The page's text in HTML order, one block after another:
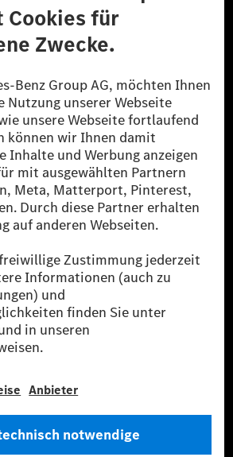
AG. Alle Rechte vorbehalten.
bei der Mercedes-Benz Group durch
kompensiert werden.
ein integraler Bestandteil von MB.CHARGE
Kanada und China. Sofern an der jeweiligen
aus erneuerbaren Energien vorliegt,
Grünstromzertifikate*. Diese stellen
über MB.CHARGE Public eine äquivalente
Energien ins Stromnetz eingespeist wird.
aus Wind- und Solarkraftanlagen, die jünger
wurden nach dem vorgeschriebenen
harmonised Light vehicles Test
Spannweiten beziehen sich auf
Energieverbrauch und der CO₂-Ausstoß
von der effizienten Ausnutzung des Kraftstoffs
den Pkw, sondern auch vom Fahrstil und
Faktoren abhängig.
auf der Grundlage der VO 692/2008/EG
liegen bislang weder bestätigte Werte von
Prüforganisation noch eine EG-